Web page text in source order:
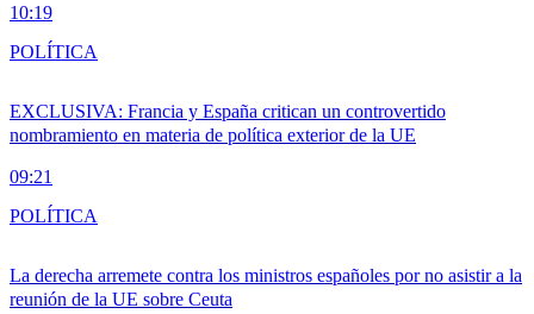
10:19
EXCLUSIVA: Francia y España critican un controvertido
nombramiento en materia de política exterior de la UE
09:21
POLÍTICA
La derecha arremete contra los ministros españoles por no asistir a la
reunión de la UE sobre Ceuta
POLÍTICA